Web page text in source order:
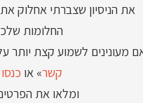
את הניסיון שצברתי אחלוק
החלומות
מעונינים לשמוע קצת יותר
קשר» או
ומלאו את